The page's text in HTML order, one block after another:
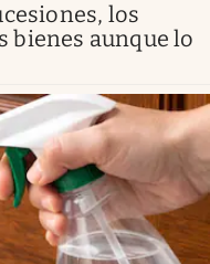
los
bienes aunque lo